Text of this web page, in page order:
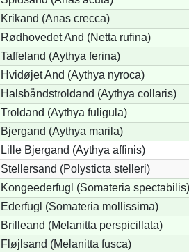
Krikand (Anas crecca)
Rødhovedet And (Netta rufina)
Taffeland (Aythya ferina)
Hvidøjet And (Aythya nyroca)
Halsbåndstroldand (Aythya collaris)
Troldand (Aythya fuligula)
Bjergand (Aythya marila)
Lille Bjergand (Aythya affinis)
Stellersand (Polysticta stelleri)
Kongeederfugl (Somateria spectabilis)
Ederfugl (Somateria mollissima)
Brilleand (Melanitta perspicillata)
Fløjlsand (Melanitta fusca)